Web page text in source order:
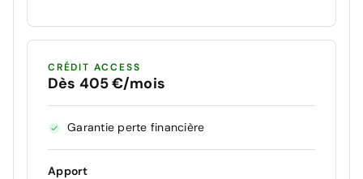
CRÉDIT ACCESS
Dès 405 €/mois
Garantie perte financière
Apport